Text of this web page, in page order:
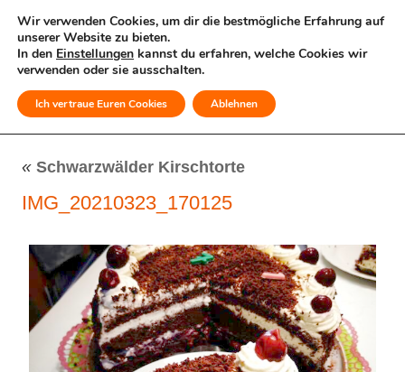
MENÜ
« Schwarzwälder Kirschtorte
IMG_20210323_170125
Wir verwenden Cookies, um dir die bestmögliche Erfahrung auf
unserer Website zu bieten.
In den Einstellungen kannst du erfahren, welche Cookies wir
verwenden oder sie ausschalten.
Ich vertraue Euren Cookies Ablehnen